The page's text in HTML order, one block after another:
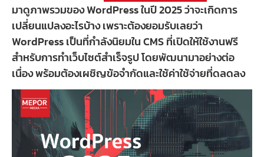
มาดูภาพรวมของ WordPress ในปี 2025 ว่าจะเกิดการ
เปลี่ยนแปลงอะไรบ้าง เพราะต้องยอมรับเลยว่า
WordPress เป็นที่กำลังนิยมใน CMS ที่เปิดให้ใช้งานฟรี
สำหรับการทำเว็บไซต์สำเร็จรูป โดยพัฒนามาอย่างต่อ
เนื่อง พร้อมต้องเผชิญข้อจำกัดและใช้ค่าใช้จ่ายที่ดลดลง